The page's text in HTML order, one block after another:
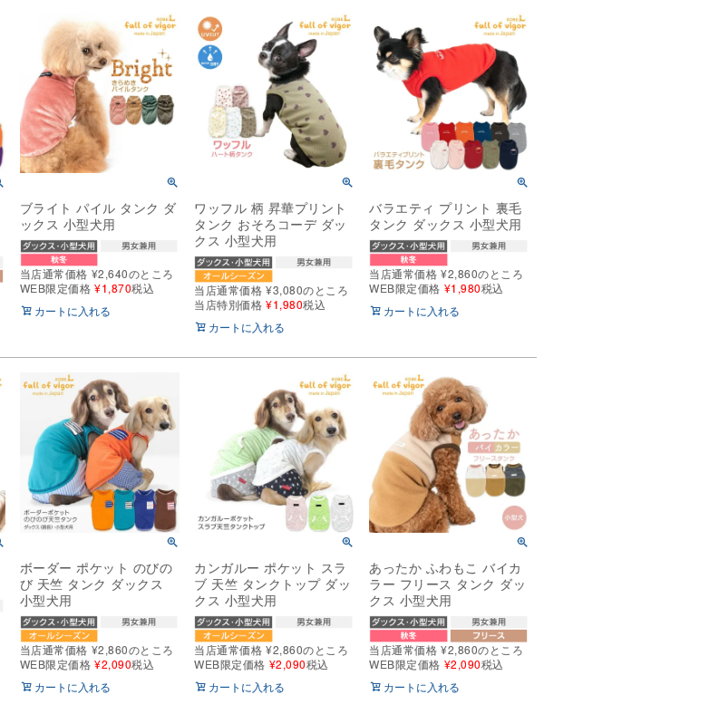
ブライト パイル タンク ダ
ックス 小型犬用
当店通常価格 ¥2,640のところ
WEB限定価格 ¥1,870税込
カートに入れる
ワッフル 柄 昇華プリント
タンク おそろコーデ ダッ
クス 小型犬用
当店通常価格 ¥3,080のところ
当店特別価格 ¥1,980税込
カートに入れる
バラエティ プリント 裏毛
タンク ダックス 小型犬用
当店通常価格 ¥2,860のところ
WEB限定価格 ¥1,980税込
カートに入れる
ボーダー ポケット のびの
び 天竺 タンク ダックス
小型犬用
当店通常価格 ¥2,860のところ
WEB限定価格 ¥2,090税込
カートに入れる
カンガルー ポケット スラ
ブ 天竺 タンクトップ ダッ
クス 小型犬用
当店通常価格 ¥2,860のところ
WEB限定価格 ¥2,090税込
カートに入れる
あったか ふわもこ バイカ
ラー フリース タンク ダッ
クス 小型犬用
当店通常価格 ¥2,860のところ
WEB限定価格 ¥2,090税込
カートに入れる